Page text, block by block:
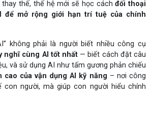
thay thế, thế hệ mới sẽ học cáchđối thoại
để mở rộng giới hạn trí tuệ của chính
không phải là người biết nhiều công cụ
nghĩ cùng AI tốt nhất— biết cách đặt câu
và sử dụng AI như tấm gương phản chiếu
cao của vận dụng AI kỹ năng – nơi công
con người, mà giúp con người hiểu chính